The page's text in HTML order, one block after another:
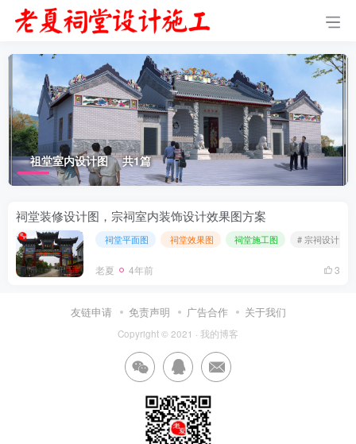
祖堂室内设计图 共1篇
祠堂装修设计图，宗祠室内装饰设计效果图方案
祠堂平面图 祠堂效果图 祠堂施工图 # 宗祠设计
老夏 4年前 3
友链申请 免责声明 广告合作 关于我们
Copyright © 2021 · 我的博客